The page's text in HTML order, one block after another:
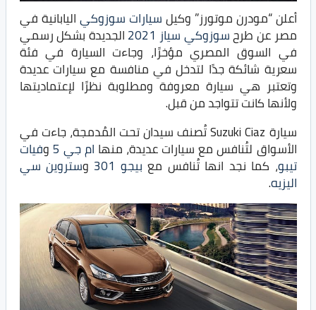
أعلن “مودرن موتورز” وكيلسيارات سوزوكياليابانية في
مصر عن طرحسوزوكي سياز 2021 الجديدة بشكل رسمي
في السوق المصري مؤخرًا، وجاءت السيارة في فئة
سعرية شائكة جدًا لتدخل في منافسة مع سيارات عديدة
وتعتبر هي سيارة معروفة ومطلوبة نظرًا لإعتماديتها
ولأنها كانت تتواجد من قبل.
سيارة Suzuki Ciaz تُصنف سيدان تحت المُدمجة، جاءت في
الأسواق لتُنافس مع سيارات عديدة، منها ام جي 5 وفيات
تيبو، كما نجد انها تُنافس مع بيجو 301 وستروين سي
اليزيه.